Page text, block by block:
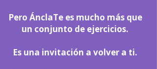
Pero ÁnclaTe es mucho más que
un conjunto de ejercicios.
Es una invitación a volver a ti.